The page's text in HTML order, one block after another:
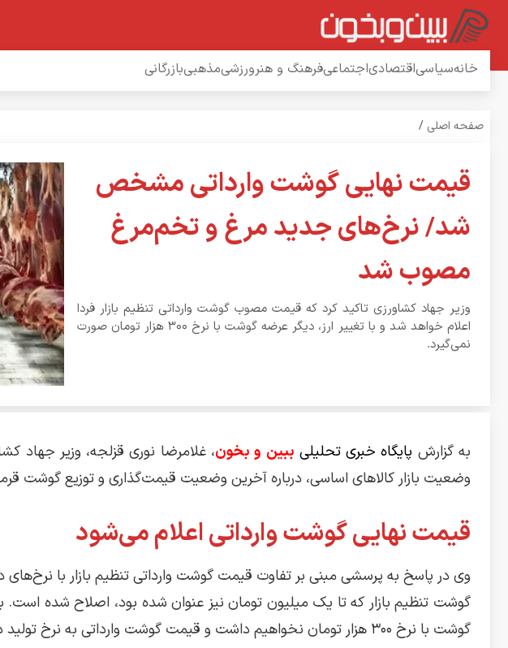
خانهسیاسیاقتصادیاجتماعیفرهنگ و هنرورزشیمذهبیبازرگانی
صفحه اصلی /
قیمت نهایی گوشت وارداتی مشخص
شد/ نرخ‌های جدید مرغ و تخم‌مرغ
مصوب شد
وزیر جهاد کشاورزی تاکید کرد که قیمت مصوب گوشت وارداتی تنظیم بازار فردا
اعلام خواهد شد و با تغییر ارز، دیگر عرضه گوشت با نرخ ۳۰۰ هزار تومان صورت
نمی‌گیرد.
به گزارش پایگاه خبری تحلیلی ببین و بخون، غلامرضا نوری قزلجه، وزیر جهاد
وضعیت بازار کالاهای اساسی، درباره آخرین وضعیت قیمت‌گذاری و توزیع گوشت
قیمت نهایی گوشت وارداتی اعلام می‌شود
وی در پاسخ به پرسشی مبنی بر تفاوت قیمت گوشت وارداتی تنظیم بازار با
گوشت تنظیم بازار که تا یک میلیون تومان نیز عنوان شده بود، اصلاح شده است. با
گوشت با نرخ ۳۰۰ هزار تومان نخواهیم داشت و قیمت گوشت وارداتی به نرخ تولید داخل نزدیک است که فردا دقیق اعلام می‌شود.